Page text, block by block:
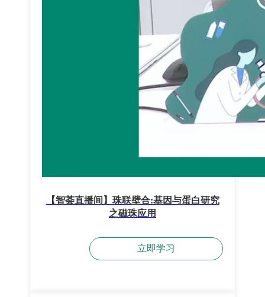
【智荟直播间】珠联壁合:基因与蛋白研究
之磁珠应用
立即学习